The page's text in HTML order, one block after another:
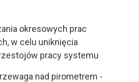
okresowych prac
w celu uniknięcia
pracy systemu
nad pirometrem -